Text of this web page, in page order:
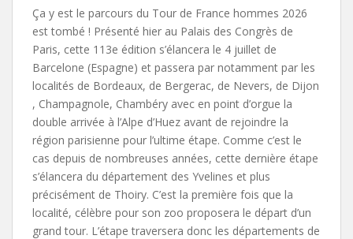
Ça y est le parcours du Tour de France hommes 2026
est tombé ! Présenté hier au Palais des Congrès de
Paris, cette 113e édition s’élancera le 4 juillet de
Barcelone (Espagne) et passera par notamment par les
localités de Bordeaux, de Bergerac, de Nevers, de Dijon
, Champagnole, Chambéry avec en point d’orgue la
double arrivée à l’Alpe d’Huez avant de rejoindre la
région parisienne pour l’ultime étape. Comme c’est le
cas depuis de nombreuses années, cette dernière étape
s’élancera du département des Yvelines et plus
précisément de Thoiry. C’est la première fois que la
localité, célèbre pour son zoo proposera le départ d’un
grand tour. L’étape traversera donc les départements de